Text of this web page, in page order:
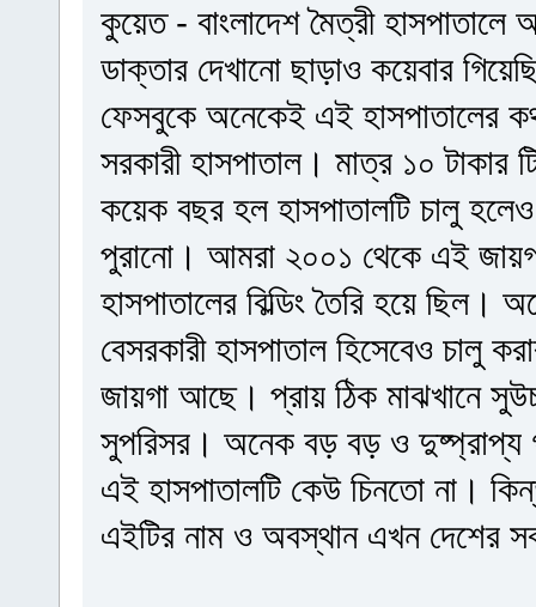
কুয়েত - বাংলাদেশ মৈত্রী
ডাক্তার দেখানো ছাড়াও কয়েবার
ফেসবুকে অনেকেই এই হাসপাতালের
সরকারী হাসপাতাল। মাত্র ১০ টাকার
কয়েক বছর হল হাসপাতালটি চালু
পুরানো। আমরা ২০০১ থেকে এই
হাসপাতালের বিল্ডিং তৈরি হয়ে
বেসরকারী হাসপাতাল হিসেবেও চালু
জায়গা আছে। প্রায় ঠিক মাঝখানে
সুপরিসর। অনেক বড় বড় ও দুষ্প্রাপ্য
এই হাসপাতালটি কেউ চিনতো না।
এইটির নাম ও অবস্থান এখন দেশের